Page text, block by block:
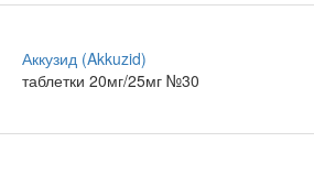
Аккузид (Akkuzid)
таблетки 20мг/25мг №30